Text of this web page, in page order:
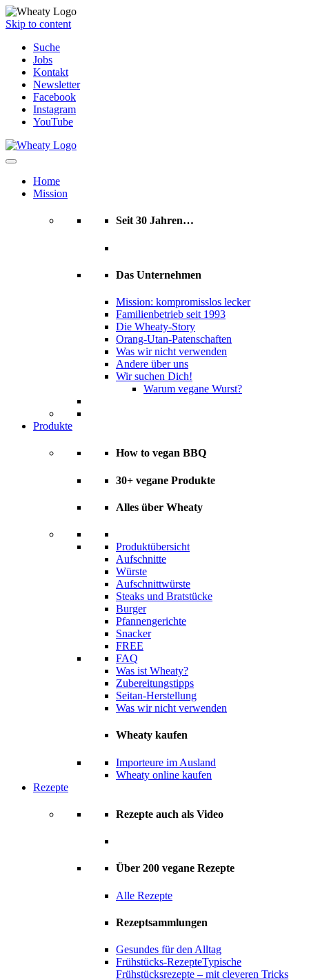
Skip to content
Suche
Jobs
Kontakt
Newsletter
Facebook
Instagram
YouTube
Home
Mission
Seit 30 Jahren…
Das Unternehmen
Mission: kompromisslos lecker
Familienbetrieb seit 1993
Die Wheaty-Story
Orang-Utan-Patenschaften
Was wir nicht verwenden
Andere über uns
Wir suchen Dich!
Warum vegane Wurst?
Produkte
How to vegan BBQ
30+ vegane Produkte
Alles über Wheaty
Produktübersicht
Aufschnitte
Würste
Aufschnittwürste
Steaks und Bratstücke
Burger
Pfannengerichte
Snacker
FREE
FAQ
Was ist Wheaty?
Zubereitungstipps
Seitan-Herstellung
Was wir nicht verwenden
Wheaty kaufen
Importeure im Ausland
Wheaty online kaufen
Rezepte
Rezepte auch als Video
Über 200 vegane Rezepte
Alle Rezepte
Rezeptsammlungen
Gesundes für den Alltag
Frühstücks-RezepteTypische
Frühstücksrezepte – mit cleveren Tricks